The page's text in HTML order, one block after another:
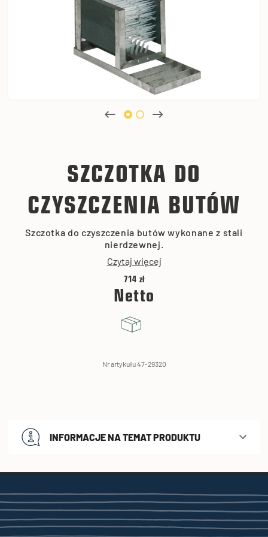
SZCZOTKA DO
CZYSZCZENIA BUTÓW
Szczotka do czyszczenia butów wykonane z stali
nierdzewnej.
Czytaj więcej
714 zł
Netto
Nr artykułu 47-29320
INFORMACJE NA TEMAT PRODUKTU